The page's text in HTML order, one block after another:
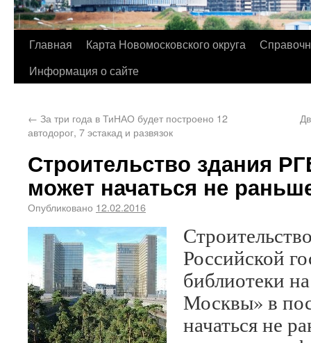
Главная Карта Новомосковского округа
Информация о сайте
← За три года в ТиНАО будет построено 12
автодорог, 7 эстакад и развязок
Строительство здания
может начаться не
Опубликовано 12.02.2016
Российской
библиотеки
Москвы» в
начаться не